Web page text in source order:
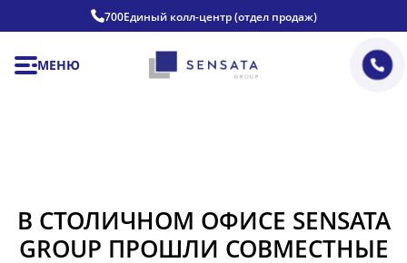
700Единый колл-центр (отдел продаж)
МЕНЮ
В СТОЛИЧНОМ ОФИСЕ SENSATA
GROUP ПРОШЛИ СОВМЕСТНЫЕ